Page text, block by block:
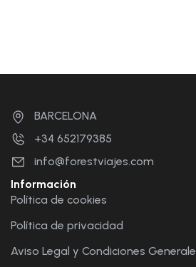
BARCELONA
+34 652179385
info@forestviajes.com
Información
Política de cookies
Política de privacidad
Aviso Legal y Condiciones